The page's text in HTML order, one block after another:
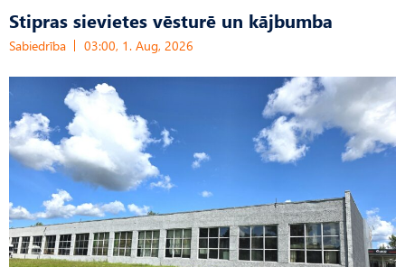
Stipras sievietes vēsturē un kājbumba
Sabiedrība 03:00, 1. Aug, 2026